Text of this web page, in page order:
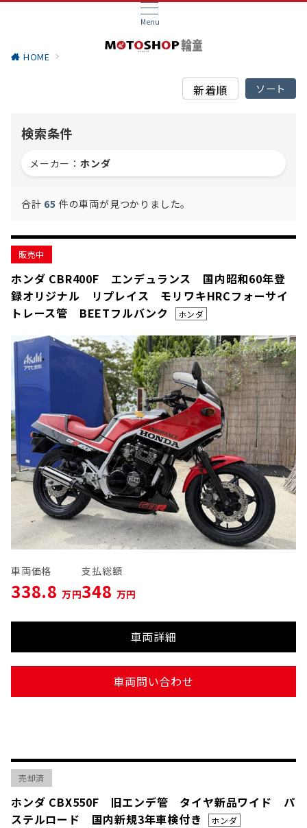
Menu
HOME
検索条件
メーカー： ホンダ
合計 65 件の車両が見つかりました。
販売中
ホンダ CBR400F エンデュランス 国内昭和60年登
録オリジナル リプレイス モリワキHRCフォーサイ
トレース管 BEETフルバンク
ホンダ
車両価格
338.8 万円
支払総額
348 万円
車両詳細
車両問い合わせ
売却済
ホンダ CBX550F 旧エンデ管 タイヤ新品ワイド パ
ステルロード 国内新規3年車検付き ホンダ